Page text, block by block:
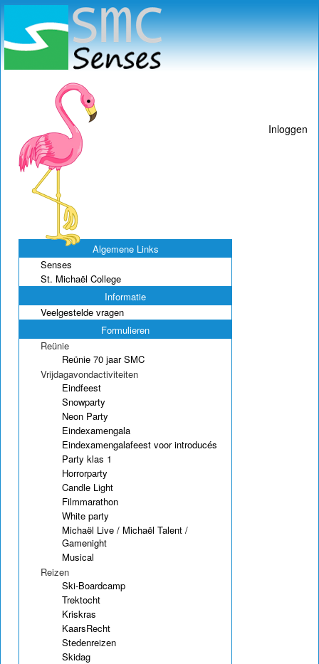
Inloggen
Algemene Links
Senses
St. Michaël College
Informatie
Veelgestelde vragen
Formulieren
Reünie
Reünie 70 jaar SMC
Vrijdagavondactiviteiten
Eindfeest
Snowparty
Neon Party
Eindexamengala
Eindexamengalafeest voor introducés
Party klas 1
Horrorparty
Candle Light
Filmmarathon
White party
Michaël Live / Michaël Talent /
Gamenight
Musical
Reizen
Ski-Boardcamp
Trektocht
Kriskras
KaarsRecht
Stedenreizen
Skidag